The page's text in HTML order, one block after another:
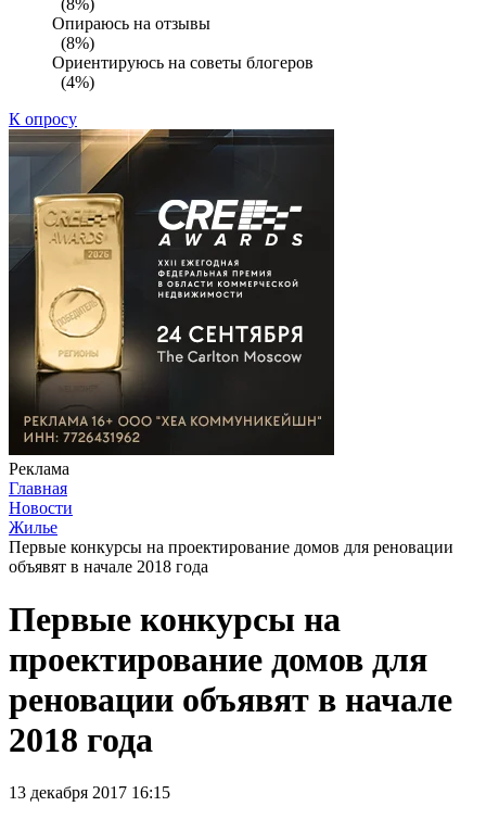
Опираюсь на отзывы
(8%)
Ориентируюсь на советы блогеров
(4%)
К опросу
Реклама
Главная
Новости
Жилье
Первые конкурсы на проектирование домов для реновации
объявят в начале 2018 года
Первые конкурсы на
проектирование домов для
реновации объявят в начале
2018 года
13 декабря 2017 16:15